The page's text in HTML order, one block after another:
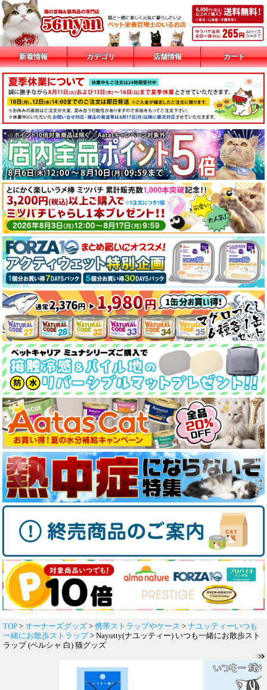
新着情報 カテゴリ 店舗情報 カート
TOP > オーナーズグッズ > 携帯ストラップやケース > ナユッティーいつも
一緒にお散歩ストラップ > Nayutty(ナユッティー) いつも一緒にお散歩スト
ラップ (ペルシャ 白) 猫グッズ